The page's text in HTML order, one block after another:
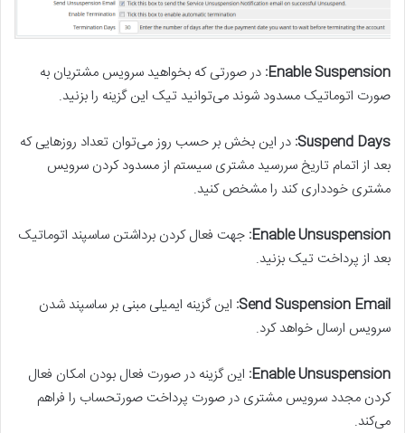
Enable Suspension: در صورتی که بخواهید سرویس مشتریان به
صورت اتوماتیک مسدود شوند می‌توانید تیک این گزینه را بزنید.
Suspend Days: در این بخش بر حسب روز می‌توان تعداد روزهایی که
بعد از اتمام تاریخ سررسید مشتری سیستم از مسدود کردن سرویس
مشتری خودداری کند را مشخص کنید.
Enable Unsuspension: جهت فعال کردن برداشتن ساسپند اتوماتیک
بعد از پرداخت تیک بزنید.
Send Suspension Email: این گزینه ایمیلی مبنی بر ساسپند شدن
سرویس ارسال خواهد کرد.
Enable Unsuspension: این گزینه در صورت فعال بودن امکان فعال
کردن مجدد سرویس مشتری در صورت پرداخت صورتحساب را فراهم
می‌کند.